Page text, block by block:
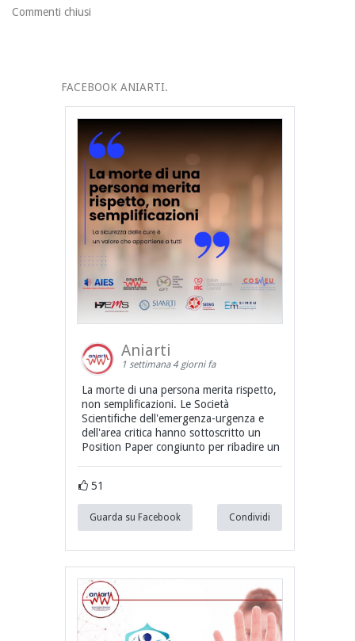
Commenti chiusi
FACEBOOK ANIARTI.
Aniarti
1 settimana 4 giorni fa
La morte di una persona merita rispetto,
non semplificazioni. Le Società
Scientifiche dell'emergenza-urgenza e
dell'area critica hanno sottoscritto un
Position Paper congiunto per ribadire un
51
Guarda su Facebook Condividi